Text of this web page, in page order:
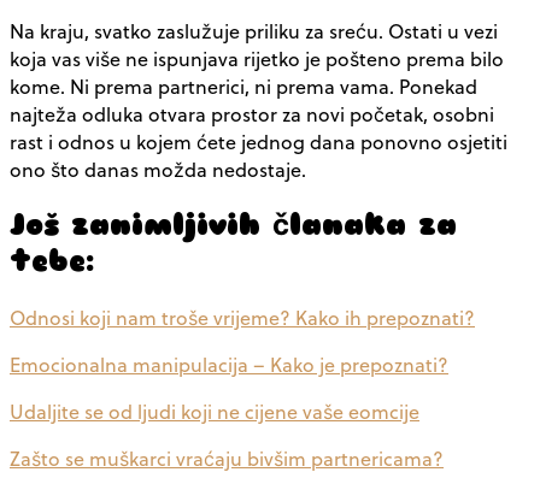
Na kraju, svatko zaslužuje priliku za sreću. Ostati u vezi
koja vas više ne ispunjava rijetko je pošteno prema bilo
kome. Ni prema partnerici, ni prema vama. Ponekad
najteža odluka otvara prostor za novi početak, osobni
rast i odnos u kojem ćete jednog dana ponovno osjetiti
ono što danas možda nedostaje.
Još zanimljivih članaka za
tebe:
Odnosi koji nam troše vrijeme? Kako ih prepoznati?
Emocionalna manipulacija – Kako je prepoznati?
Udaljite se od ljudi koji ne cijene vaše eomcije
Zašto se muškarci vraćaju bivšim partnericama?